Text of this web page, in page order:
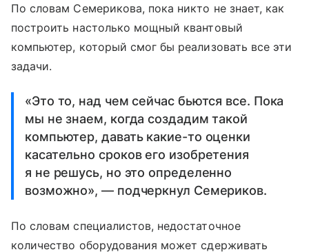
По словам Семерикова, пока никто не знает, как
построить настолько мощный квантовый
компьютер, который смог бы реализовать все эти
задачи.
«Это то, над чем сейчас бьются все. Пока
мы не знаем, когда создадим такой
компьютер, давать какие-то оценки
касательно сроков его изобретения
я не решусь, но это определенно
возможно», — подчеркнул Семериков.
По словам специалистов, недостаточное
количество оборудования может сдерживать